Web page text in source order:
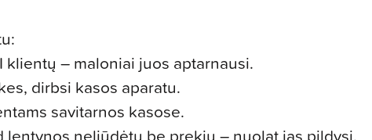
klientų – maloniai juos aptarnausi.
dirbsi kasos aparatu.
savitarnos kasose.
lentynos neliūdėtų be prekių – nuolat jas pildysi.